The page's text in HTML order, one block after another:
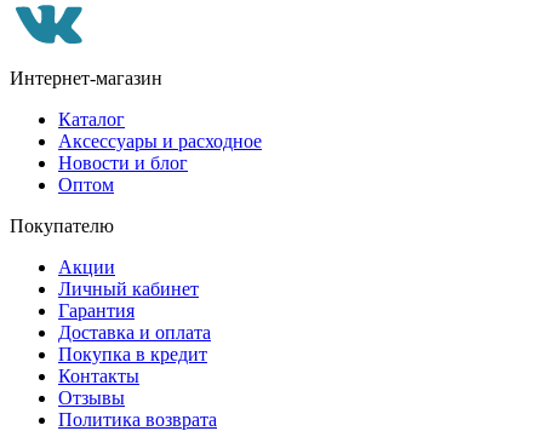
Интернет-магазин
Каталог
Аксессуары и расходное
Новости и блог
Оптом
Покупателю
Акции
Личный кабинет
Гарантия
Доставка и оплата
Покупка в кредит
Контакты
Отзывы
Политика возврата